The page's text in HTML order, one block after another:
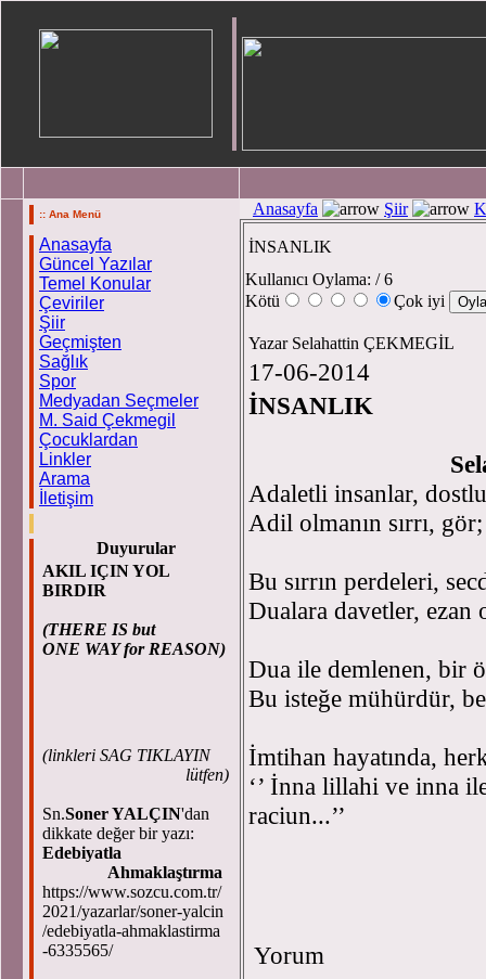
:: Ana Menü
Anasayfa
Güncel Yazılar
Temel Konular
Çeviriler
Şiir
Geçmişten
Sağlık
Spor
Medyadan Seçmeler
M. Said Çekmegil
Çocuklardan
Linkler
Arama
İletişim
Duyurular
AKIL IÇIN YOL
BIRDIR
(THERE IS but
ONE WAY for REASON)
(linkleri SAG TIKLAYIN
lütfen)
Sn.Soner YALÇIN'dan
dikkate değer bir yazı:
Edebiyatla
Ahmaklaştırma
https://www.sozcu.com.tr/
2021/yazarlar/soner-yalcin
/edebiyatla-ahmaklastirma
-6335565/
Anasayfa Şiir
İNSANLIK
Kullanıcı Oylama: / 6
Kötü
Çok iyi
Yazar Selahattin ÇEKMEGİL
17-06-2014
İNSANLIK
Adaletli insanlar,
Adil olmanın sırrı,
Bu sırrın perdeleri,
Dualara davetler, ezan
Dua ile demlenen, bir
Bu isteğe mühürdür,
İmtihan hayatında,
‘’ İnna lillahi ve inna
Yorum